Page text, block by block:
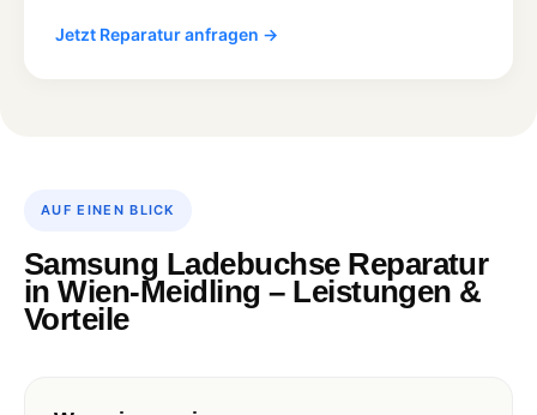
Jetzt Reparatur anfragen →
AUF EINEN BLICK
Samsung Ladebuchse Reparatur
in Wien-Meidling – Leistungen &
Vorteile